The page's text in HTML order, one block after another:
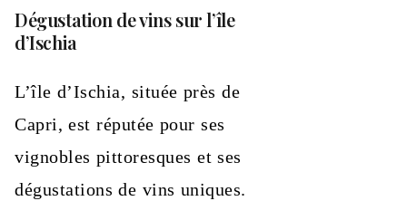
Dégustation de vins sur l’île
d’Ischia
L’île d’Ischia, située près de
Capri, est réputée pour ses
vignobles pittoresques et ses
dégustations de vins uniques.